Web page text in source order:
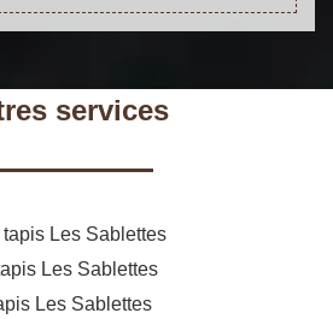
services
Les Sablettes
Les Sablettes
Les Sablettes